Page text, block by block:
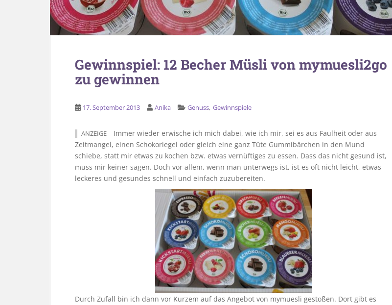
Gewinnspiel: 12 Becher Müsli von mymuesli2go
zu gewinnen
17. September 2013 Anika Genuss, Gewinnspiele
ANZEIGE
Immer wieder erwische ich mich dabei, wie ich mir, sei es aus Faulheit oder aus
Zeitmangel, einen Schokoriegel oder gleich eine ganz Tüte Gummibärchen in den Mund
schiebe, statt mir etwas zu kochen bzw. etwas vernüftiges zu essen. Dass das nicht gesund ist,
muss mir keiner sagen. Doch vor allem, wenn man unterwegs ist, ist es oft nicht leicht, etwas
leckeres und gesundes schnell und einfach zuzubereiten.
Durch Zufall bin ich dann vor Kurzem auf das Angebot von mymuesli gestoßen. Dort gibt es